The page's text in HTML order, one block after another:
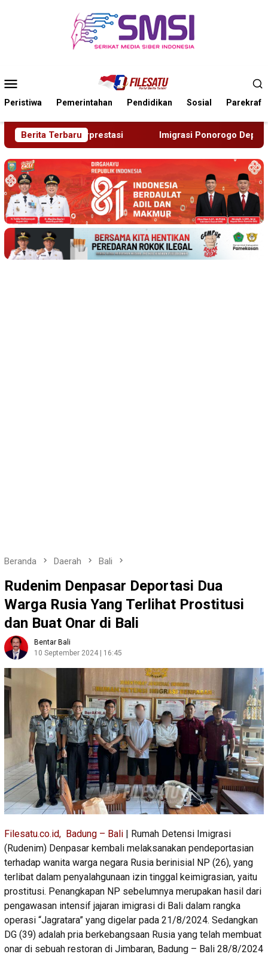
Mobile
Peristiwa Pemerintahan Pendidikan Sosial Parekraf
Berita Terbaru
Imigrasi Ponorogo Deportasi Satu WN Tiongkok
Beranda Daerah Bali
Rudenim Denpasar Deportasi Dua
Warga Rusia Yang Terlihat Prostitusi
dan Buat Onar di Bali
Bentar Bali
10 September 2024 | 16:45
Filesatu.co.id, Badung – Bali | Rumah Detensi Imigrasi
(Rudenim) Denpasar kembali melaksanakan pendeportasian
terhadap wanita warga negara Rusia berinisial NP (26), yang
terlibat dalam penyalahgunaan izin tinggal keimigrasian, yaitu
prostitusi. Penangkapan NP sebelumnya merupakan hasil dari
pengawasan intensif jajaran imigrasi di Bali dalam rangka
operasi “Jagratara” yang digelar pada 21/8/2024. Sedangkan
DG (39) adalah pria berkebangsaan Rusia yang telah membuat
onar di sebuah restoran di Jimbaran, Badung – Bali 28/8/2024